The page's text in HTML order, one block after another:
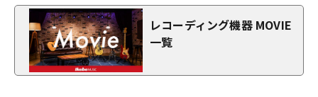
レコーディング機器 MOVIE
一覧